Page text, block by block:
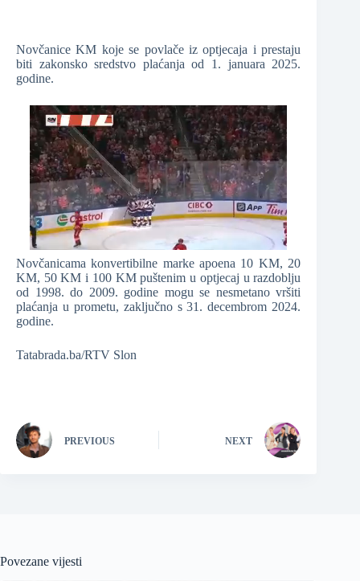
Novčanice KM koje se povlače iz optjecaja i prestaju
biti zakonsko sredstvo plaćanja od 1. januara 2025.
godine.
Novčanicama konvertibilne marke apoena 10 KM, 20
KM, 50 KM i 100 KM puštenim u optjecaj u razdoblju
od 1998. do 2009. godine mogu se nesmetano vršiti
plaćanja u prometu, zaključno s 31. decembrom 2024.
godine.
Tatabrada.ba/RTV Slon
PREVIOUS NEXT
Povezane vijesti